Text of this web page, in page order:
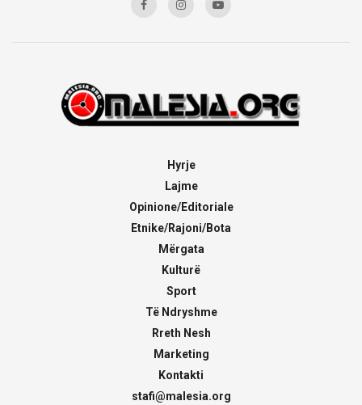
Hyrje
Lajme
Opinione/Editoriale
Etnike/Rajoni/Bota
Mërgata
Kulturë
Sport
Të Ndryshme
Rreth Nesh
Marketing
Kontakti
stafi@malesia.org